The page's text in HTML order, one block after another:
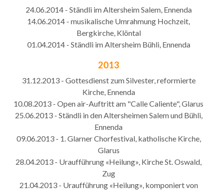
24.06.2014 - Ständli im Altersheim Salem, Ennenda
14.06.2014 - musikalische Umrahmung Hochzeit,
Bergkirche, Klöntal
01.04.2014 - Ständli im Altersheim Bühli, Ennenda
2013
31.12.2013 - Gottesdienst zum Silvester, reformierte
Kirche, Ennenda
10.08.2013 - Open air-Auftritt am "Calle Caliente", Glarus
25.06.2013 - Ständli in den Altersheimen Salem und Bühli,
Ennenda
09.06.2013 - 1. Glarner Chorfestival, katholische Kirche,
Glarus
28.04.2013 - Uraufführung «Heilung», Kirche St. Oswald,
Zug
21.04.2013 - Uraufführung «Heilung», komponiert von